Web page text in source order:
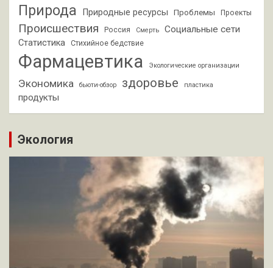
Природа Природные ресурсы Проблемы Проекты
Происшествия Россия Смерть Социальные сети
Статистика Стихийное бедствие
Фармацевтика Экологические организации
Экономика бьюти-обзор здоровье пластика
продукты
Экология